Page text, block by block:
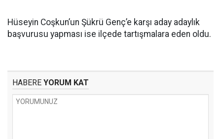
Hüseyin Coşkun’un Şükrü Genç’e karşı aday adaylık
başvurusu yapması ise ilçede tartışmalara eden oldu.
HABERE YORUM KAT